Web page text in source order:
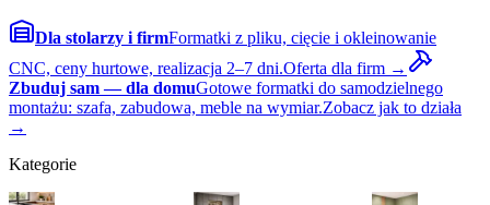
Dla stolarzy i firmFormatki z pliku, cięcie i okleinowanie
CNC, ceny hurtowe, realizacja 2–7 dni.Oferta dla firm →
Zbuduj sam — dla domuGotowe formatki do samodzielnego
montażu: szafa, zabudowa, meble na wymiar.Zobacz jak to działa
→
Kategorie